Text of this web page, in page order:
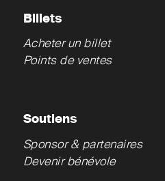
Billets
Acheter un billet
Points de ventes
Soutiens
Sponsor & partenaires
Devenir bénévole